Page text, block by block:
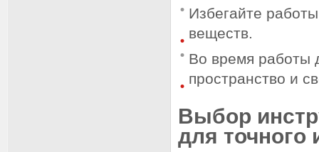
Избегайте
веществ.
Во время работы
пространство и
Выбор
для точного